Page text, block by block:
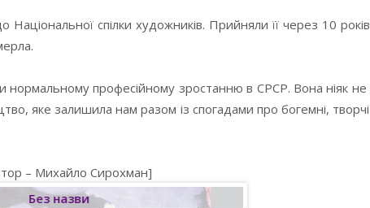
спілки художників. Прийняли її через 10
професійному зростанню в СРСР. Вона ніяк не
яке залишила нам разом із спогадами про богемні,
– Михайло Сирохман]
Без назви